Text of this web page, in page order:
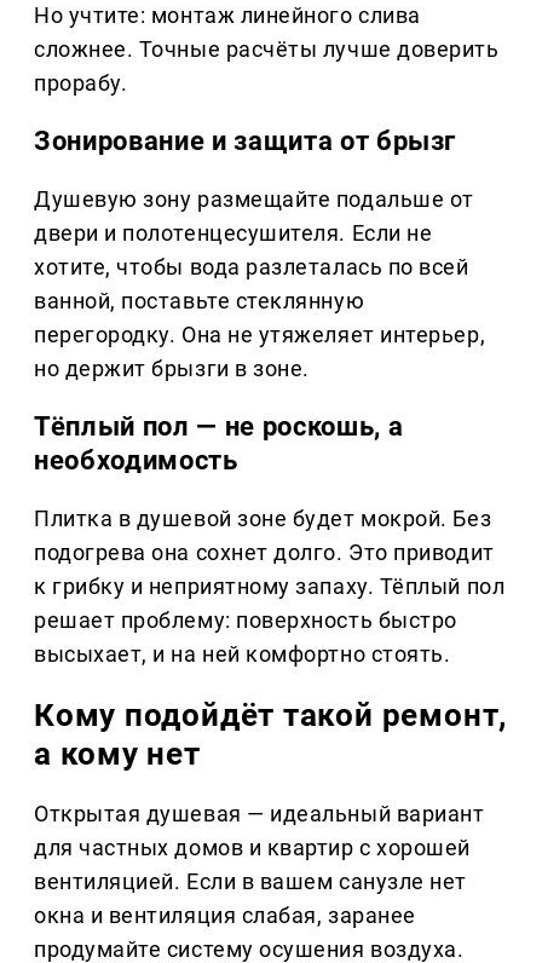
Но учтите: монтаж линейного слива
сложнее. Точные расчёты лучше доверить
прорабу.
Зонирование и защита от брызг
Душевую зону размещайте подальше от
двери и полотенцесушителя. Если не
хотите, чтобы вода разлеталась по всей
ванной, поставьте стеклянную
перегородку. Она не утяжеляет интерьер,
но держит брызги в зоне.
Тёплый пол — не роскошь, а
необходимость
Плитка в душевой зоне будет мокрой. Без
подогрева она сохнет долго. Это приводит
к грибку и неприятному запаху. Тёплый пол
решает проблему: поверхность быстро
высыхает, и на ней комфортно стоять.
Кому подойдёт такой ремонт,
а кому нет
Открытая душевая — идеальный вариант
для частных домов и квартир с хорошей
вентиляцией. Если в вашем санузле нет
окна и вентиляция слабая, заранее
продумайте систему осушения воздуха.